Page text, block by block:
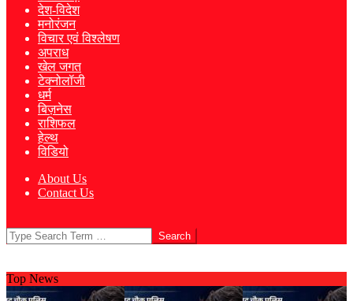
देश-विदेश
मनोरंजन
विचार एवं विश्लेषण
अपराध
खेल जगत
टेक्नोलॉजी
धर्म
बिज़नेस
राशिफल
हेल्थ
विडियो
About Us
Contact Us
Search
Top News